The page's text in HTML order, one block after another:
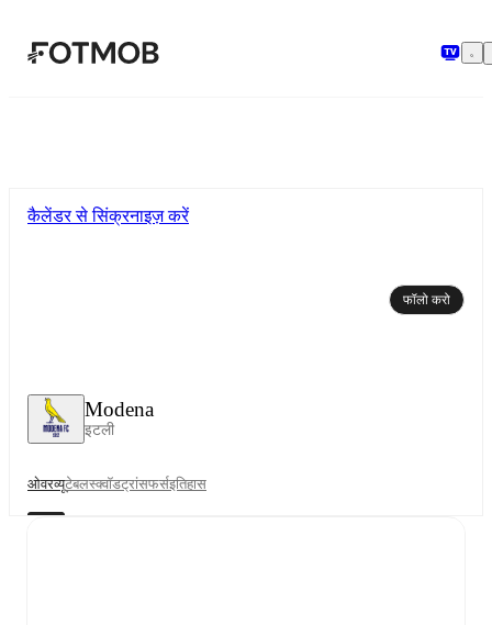
Modena
इटली
कैलेंडर से सिंक्रनाइज़ करें
फॉलो करो
ओवरव्यूटेबलस्क्वॉडट्रांसफर्सइतिहास